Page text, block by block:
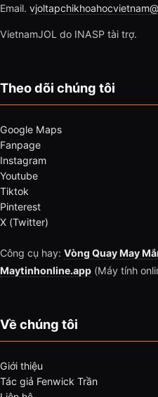
Email.
VietnamJOL do INASP tài trợ.
Theo dõi chúng tôi
Google Maps
Fanpage
Instagram
Youtube
Tiktok
Pinterest
X (Twitter)
Công cụ hay: Vòng Quay May
Maytinhonline.app (Máy tính
Về chúng tôi
Giới thiệu
Tác giả Fenwick Trần